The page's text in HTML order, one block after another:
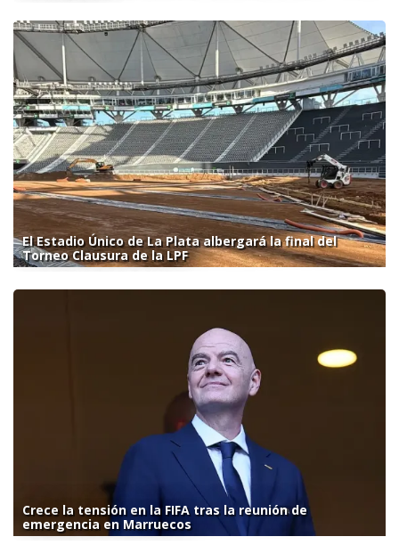
El Estadio Único de La Plata albergará la final del
Torneo Clausura de la LPF
Crece la tensión en la FIFA tras la reunión de
emergencia en Marruecos